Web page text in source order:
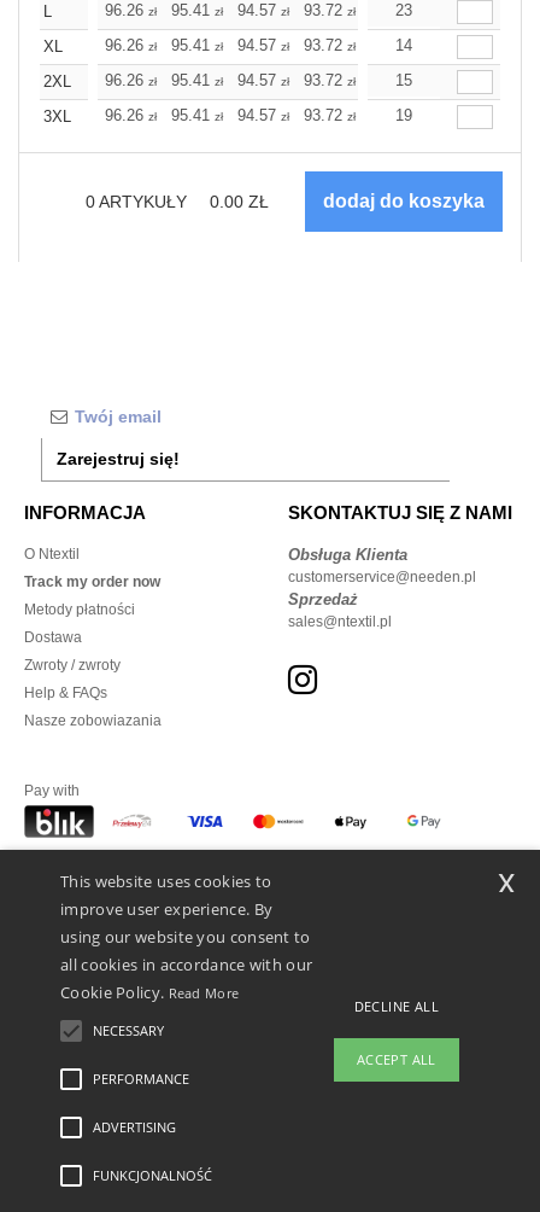
L
96.26 zł 95.41 zł 94.57 zł 93.72 zł 92.91
23
XL
96.26 zł 95.41 zł 94.57 zł 93.72 zł 92.91
14
2XL
96.26 zł 95.41 zł 94.57 zł 93.72 zł 92.91
15
3XL
96.26 zł 95.41 zł 94.57 zł 93.72 zł 92.91
19
0ARTYKUŁY 0.00 ZŁ
Zarejestruj się!
INFORMACJA
O Ntextil
Track my order now
Metody płatności
Dostawa
Zwroty / zwroty
Help & FAQs
Nasze zobowiazania
SKONTAKTUJ SIĘ Z NAMI
Obsługa Klienta
customerservice@needen.pl
Sprzedaż
sales@ntextil.pl
Pay with
We ship with
Legal Mentions-polityka prywatności
Wszelkie prawa zastrzeżone
This website uses cookies to
improve user experience. By
using our website you consent to
all cookies in accordance with our
Cookie Policy. Read More
NECESSARY
PERFORMANCE
ADVERTISING
FUNKCJONALNOŚĆ
DECLINE ALL
ACCEPT ALL
x